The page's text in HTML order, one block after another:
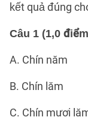
kết quả đúng
Câu 1 (1,0
A. Chín năm
B. Chín lăm
C. Chín mươi